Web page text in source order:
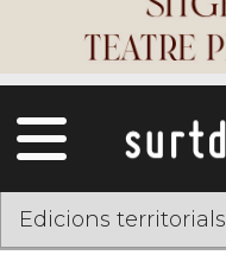
Edicions territorials